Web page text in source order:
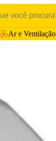
Ar e Ventilação